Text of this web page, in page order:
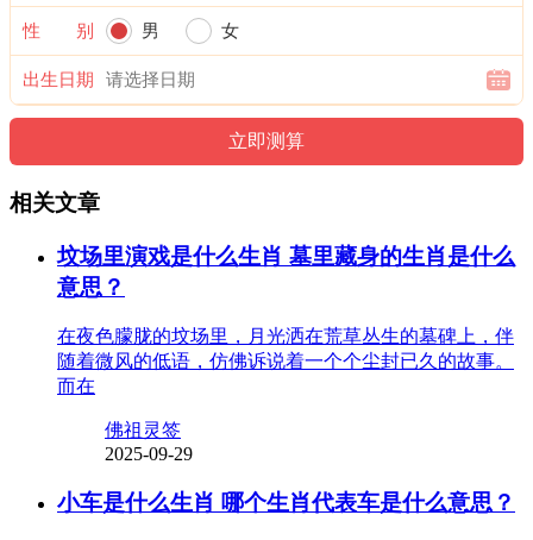
性 别 男 女
出生日期
相关文章
坟场里演戏是什么生肖 墓里藏身的生肖是什么
意思？
在夜色朦胧的坟场里，月光洒在荒草丛生的墓碑上，伴
随着微风的低语，仿佛诉说着一个个尘封已久的故事。
而在
佛祖灵签
2025-09-29
小车是什么生肖 哪个生肖代表车是什么意思？